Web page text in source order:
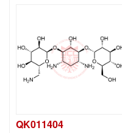
QK011404